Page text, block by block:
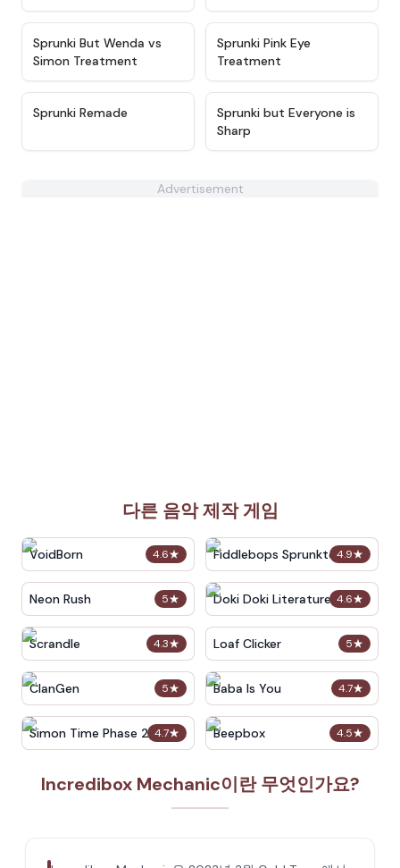
★ 4.8
Sprunki But Wenda vs
Simon Treatment
Sprunki Pink Eye
Treatment
Sprunki Remade ★ 4.9
Sprunki but Everyone is
Sharp
Advertisement
다른 음악 제작 게임
4.6★
VoidBorn 4.9★
Fiddlebops Sprunkters
5★
Neon Rush 4.6★
Doki Doki Literature Club
4.3★
Scrandle 5★
Loaf Clicker
5★
ClanGen 4.7★
Baba Is You
4.7★
Simon Time Phase 2 4.5★
Beepbox
Incredibox Mechanic이란 무엇인가요?